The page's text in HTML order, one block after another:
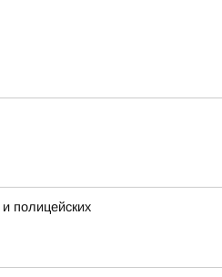
полицейских